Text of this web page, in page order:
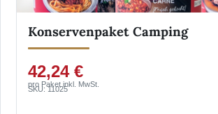
Konservenpaket Camping
42,24 €
pro Paket inkl. MwSt.
SKU: 11025